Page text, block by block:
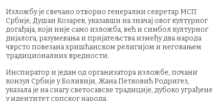
Изложбу је свечано отворио генерални секретар МСП
Србије, Душан Козарев, указавши на значај овог културног
догађаја, који није само изложба, већ и симбол културног
дијалога, разумевања и пријатељства између два народа
чврсто повезана хришћанском религијом и неговањем
традиционалних вредности.
Инспиратор и један од организатора изложбе, почани
конзул Србије у Боливији, Жана Петковић Родригез,
указала је на снагу светосавске традиције, дубоко уграђене
у идентитет српског народа.